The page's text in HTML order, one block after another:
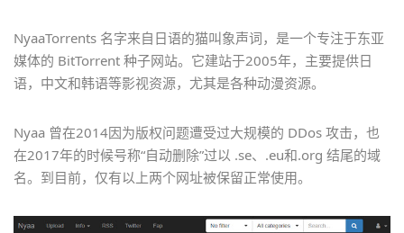
NyaaTorrents 名字来自日语的猫叫象声词，是一个专注于东亚
媒体的 BitTorrent 种子网站。它建站于2005年，主要提供日
语，中文和韩语等影视资源，尤其是各种动漫资源。
Nyaa 曾在2014因为版权问题遭受过大规模的 DDos 攻击，也
在2017年的时候号称“自动删除”过以 .se、.eu和.org 结尾的域
名。到目前，仅有以上两个网址被保留正常使用。